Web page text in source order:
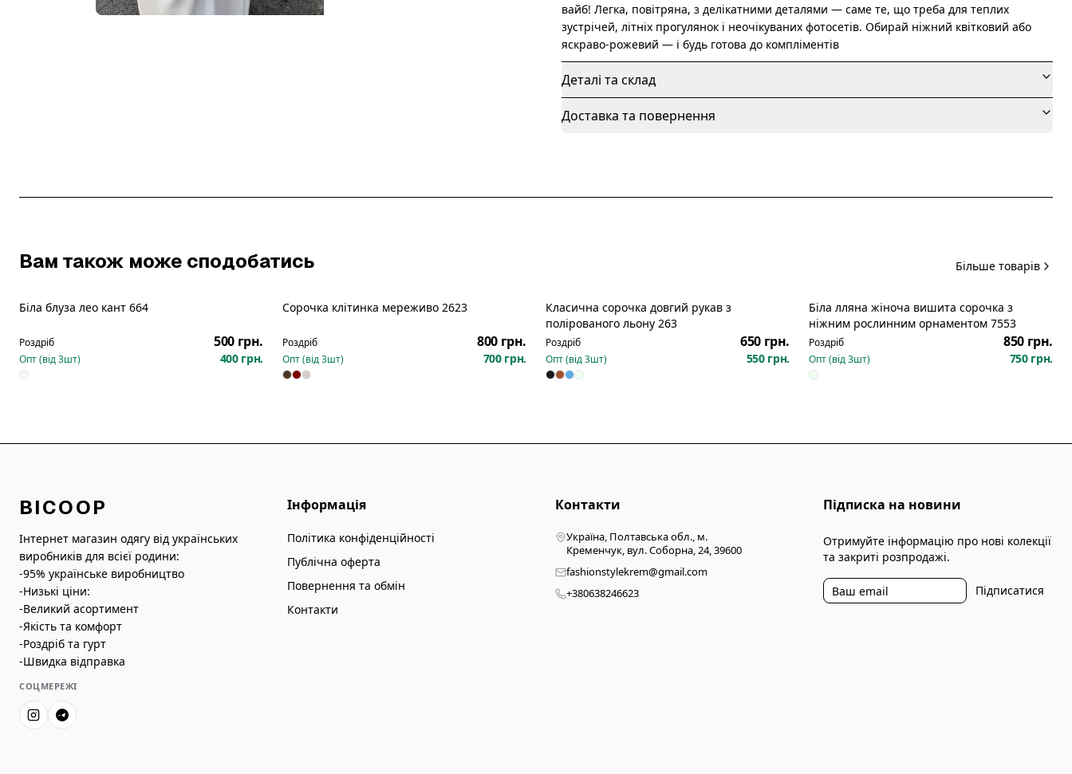
вайб! Легка, повітряна, з делікатними деталями — саме те, що треба для теплих
зустрічей, літніх прогулянок і неочікуваних фотосетів. Обирай ніжний квітковий або
яскраво-рожевий — і будь готова до компліментів
Деталі та склад
Доставка та повернення
Вам також може сподобатись Більше товарів
Новинка
Біла блуза лео кант 664
Роздріб 500 грн.
Опт (від3шт) 400 грн.
Сорочка клітинка мереживо 2623
Роздріб 800 грн.
Опт (від3шт) 700 грн.
Класична сорочка довгий рукав з
полірованого льону 263
Роздріб 650 грн.
Опт (від3шт) 550 грн.
Біла лляна жіноча вишита сорочка з
ніжним рослинним орнаментом 7553
Роздріб 850 грн.
Опт (від3шт) 750 грн.
BICOOP
Інтернет магазин одягу від українських
виробників для всієї родини:
-95% українське виробництво
-Низькі ціни:
-Великий асортимент
-Якість та комфорт
-Роздріб та гурт
-Швидка відправка
СОЦМЕРЕЖІ
Інформація
Політика конфіденційності
Публічна оферта
Повернення та обмін
Контакти
Контакти
Україна, Полтавська обл., м.
Кременчук, вул. Соборна, 24, 39600
fashionstylekrem@gmail.com
+380638246623
Підписка на новини
Отримуйте інформацію про нові колекції
та закриті розпродажі.
Підписатися